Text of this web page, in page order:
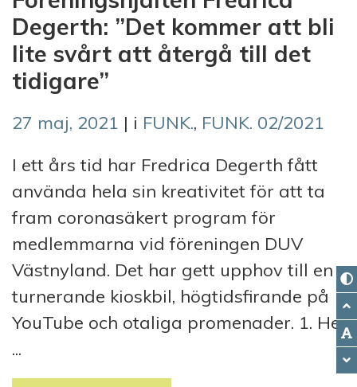
Degerth: ”Det kommer att bli
lite svårt att återgå till det
tidigare”
27 maj, 2021 | i FUNK., FUNK. 02/2021
I ett års tid har Fredrica Degerth fått
använda hela sin kreativitet för att ta
fram coronasäkert program för
medlemmarna vid föreningen DUV
Västnyland. Det har gett upphov till en
turnerande kioskbil, högtidsfirande på
YouTube och otaliga promenader. 1. Hej
...